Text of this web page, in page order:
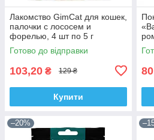
Лакомство GimCat для кошек,
палочки с лососем и
форелью, 4 шт по 5 г
Готово до відправки
103,20 ₴ 129 ₴
Купити
80
–20%